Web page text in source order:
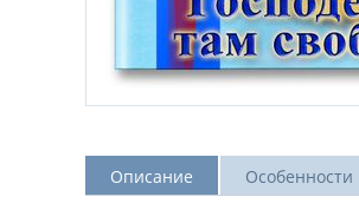
Описание Особенности